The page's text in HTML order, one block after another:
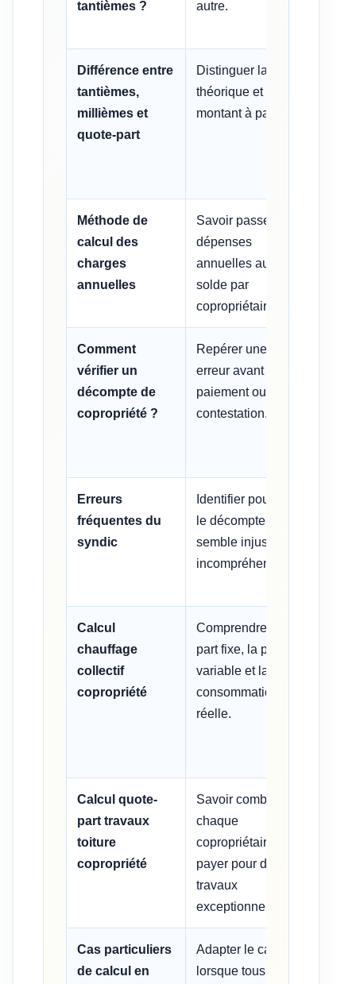
tantièmes ? autre.
Différence entre
tantièmes,
millièmes et
quote-part
Distinguer la part
théorique et le
montant à payer.
Méthode de
calcul des
charges
annuelles
Savoir passer des
dépenses
annuelles au
solde par
copropriétaire.
Comment
vérifier un
décompte de
copropriété ?
Repérer une
erreur avant
paiement ou
contestation.
Erreurs
fréquentes du
syndic
Identifier pourquoi
le décompte
semble injuste ou
incompréhensible.
Calcul
chauffage
collectif
copropriété
Comprendre la
part fixe, la part
variable et la
consommation
réelle.
Calcul quote-
part travaux
toiture
copropriété
Savoir combien
chaque
copropriétaire doit
payer pour des
travaux
exceptionnels.
Cas particuliers
de calcul en
Adapter le calcul
lorsque tous les